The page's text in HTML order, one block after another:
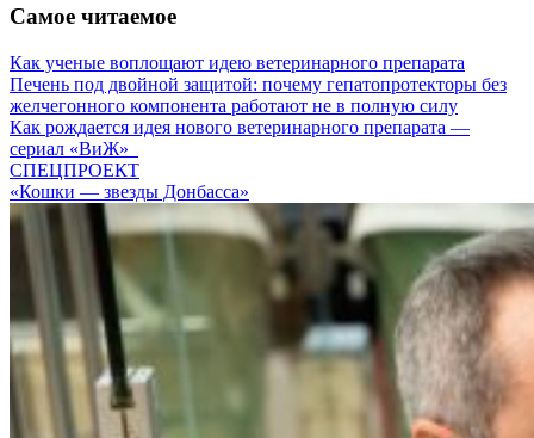
Самое читаемое
Как ученые воплощают идею ветеринарного препарата
Печень под двойной защитой: почему гепатопротекторы без
желчегонного компонента работают не в полную силу
Как рождается идея нового ветеринарного препарата —
сериал «ВиЖ»
СПЕЦПРОЕКТ
«Кошки — звезды Донбасса»